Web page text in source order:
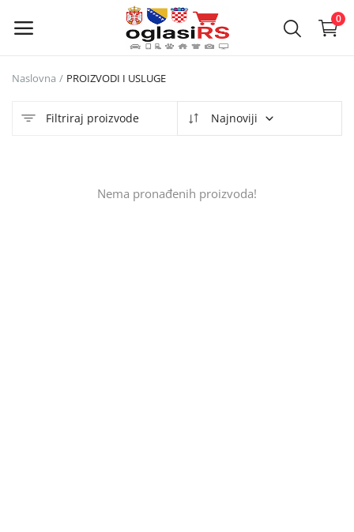
0
oglas
Naslovna PROIZVODI I USLUGE
Filtriraj proizvode Najnoviji
Nema pronađenih proizvoda!